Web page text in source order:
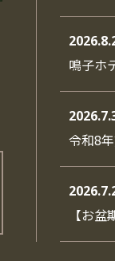
鳴子ホ
令和8
【お